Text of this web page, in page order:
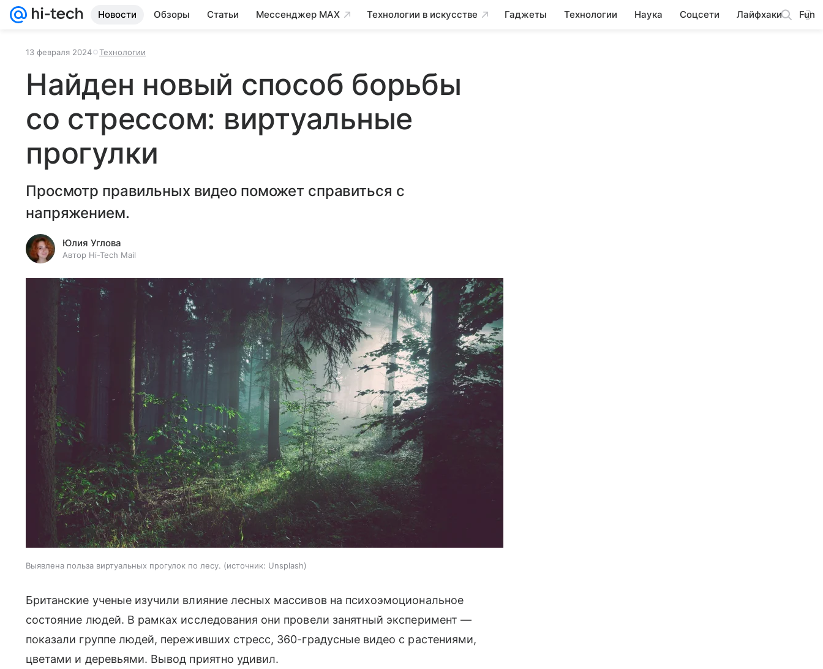
Новости Обзоры Статьи Мессенджер MAX Технологии в искусстве Гаджеты Технологии Наука Соцсети Лайфхаки Fun
13 февраля 2024 Технологии
Найден новый способ борьбы
со стрессом: виртуальные
прогулки
Просмотр правильных видео поможет справиться с
напряжением.
Юлия Углова
Автор Hi-Tech Mail
Выявлена польза виртуальных прогулок по лесу. источник: Unsplash
Британские ученые изучили влияние лесных массивов на психоэмоциональное
состояние людей. В рамках исследования они провели занятный эксперимент —
показали группе людей, переживших стресс, 360-градусные видео с растениями,
цветами и деревьями. Вывод приятно удивил.